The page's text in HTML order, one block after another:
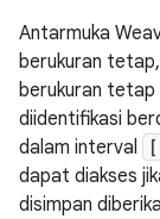
Antarmuka
berukuran
berukuran tetap
diidentifikasi
dalam interval
dapat diakses
disimpan